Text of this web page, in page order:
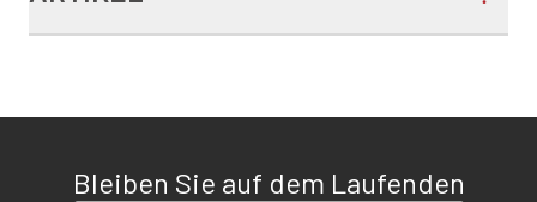
Bleiben Sie auf dem Laufenden